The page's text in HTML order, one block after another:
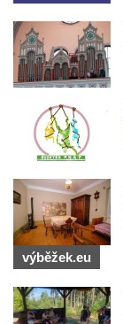
výběžek.eu